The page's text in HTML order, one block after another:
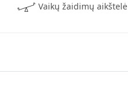
Vaikų žaidimų aikštelė